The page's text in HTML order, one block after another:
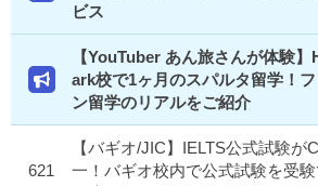
ビス
【YouTuber あん旅さんが体験】
ark校で1ヶ月のスパルタ留学！
ン留学のリアルをご紹介
621
【バギオ/JIC】IELTS公式試験が
一！バギオ校内で公式試験を受験